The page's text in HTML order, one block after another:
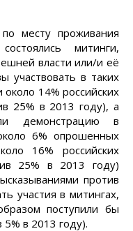
месту проживания
митинги,
власти или/и её
участвовать в таких
14% российских
25% в 2013 году), а
демонстрацию в
6% опрошенных
16% российских
25% в 2013 году)
против
участия в митингах,
поступили бы
5% в 2013 году).